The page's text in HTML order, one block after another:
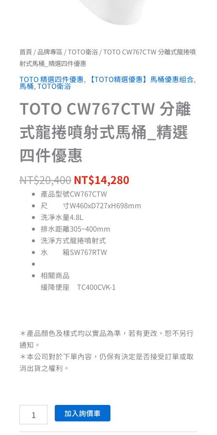
首頁 / 品牌專區 /TOTO衛浴 / TOTO CW767CTW 分離式龍捲噴
射式馬桶_精選四件優惠
TOTO 精選四件優惠, 【TOTO精選優惠】馬桶優惠組合,
馬桶,TOTO衛浴
TOTO CW767CTW 分離
式龍捲噴射式馬桶_精選
四件優惠
NT$20,400 NT$14,280
產品型號CW767CTW
尺 寸W460xD727xH698mm
洗凈水量4.8L
排水距離305~400mm
洗淨方式龍捲噴射式
水 箱SW767RTW
相關商品
緩降便座 TC400CVK-1
＊產品顏色及樣式均以實品為準，若有更改，恕不另行
通知。
＊本公司對於下單內容，仍保有決定是否接受訂單或取
消出貨之權利。
加入詢價車